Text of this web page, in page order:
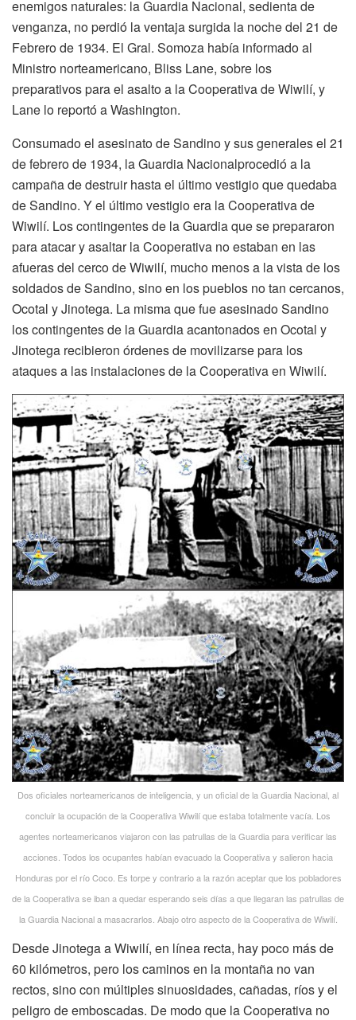
enemigos naturales: la Guardia Nacional, sedienta de
venganza, no perdió la ventaja surgida la noche del 21 de
Febrero de 1934. El Gral. Somoza había informado al
Ministro norteamericano, Bliss Lane, sobre los
preparativos para el asalto a la Cooperativa de Wiwilí, y
Lane lo reportó a Washington.
Consumado el asesinato de Sandino y sus generales el 21
de febrero de 1934, la Guardia Nacionalprocedió a la
campaña de destruir hasta el último vestigio que quedaba
de Sandino. Y el último vestigio era la Cooperativa de
Wiwilí. Los contingentes de la Guardia que se prepararon
para atacar y asaltar la Cooperativa no estaban en las
afueras del cerco de Wiwilí, mucho menos a la vista de los
soldados de Sandino, sino en los pueblos no tan cercanos,
Ocotal y Jinotega. La misma que fue asesinado Sandino
los contingentes de la Guardia acantonados en Ocotal y
Jinotega recibieron órdenes de movilizarse para los
ataques a las instalaciones de la Cooperativa en Wiwilí.
Dos oficiales norteamericanos de inteligencia, y un oficial de la Guardia Nacional, al
concluir la ocupación de la Cooperativa Wiwilí que estaba totalmente vacía. Los
agentes norteamericanos viajaron con las patrullas de la Guardia para verificar las
acciones. Todos los ocupantes habían evacuado la Cooperativa y salieron hacia
Honduras por el río Coco. Es torpe y contrario a la razón aceptar que los pobladores
de la Cooperativa se iban a quedar esperando seis días a que llegaran las patrullas de
la Guardia Nacional a masacrarlos. Abajo otro aspecto de la Cooperativa de Wiwilí.
Desde Jinotega a Wiwilí, en línea recta, hay poco más de
60 kilómetros, pero los caminos en la montaña no van
rectos, sino con múltiples sinuosidades, cañadas, ríos y el
peligro de emboscadas. De modo que la Cooperativa no